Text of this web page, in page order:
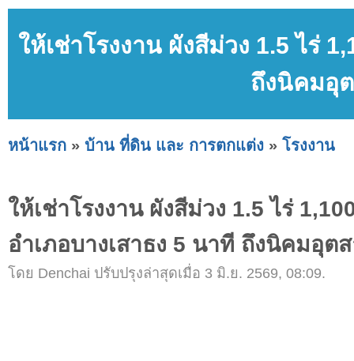
ให้เช่าโรงงาน ผังสีม่วง 1.5 ไร่
ถึงนิคมอุ
หน้าแรก » บ้าน ที่ดิน และ การตกแต่ง » โรงงาน
ให้เช่าโรงงาน ผังสีม่วง 1.5 ไร่
อำเภอบางเสาธง 5 นาที ถึงนิคมอุต
โดย Denchai ปรับปรุงล่าสุดเมื่อ 3 มิ.ย. 2569, 08:09.